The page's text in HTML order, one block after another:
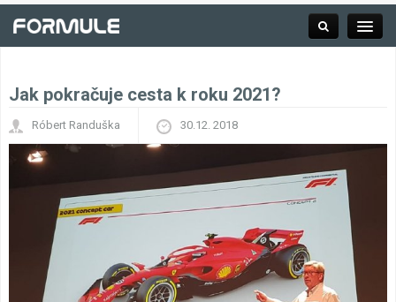
Závodní série
Kalendář F1
Výsledky F1
Jak pokračuje cesta k roku 2021?
Róbert Randuška 30.12. 2018